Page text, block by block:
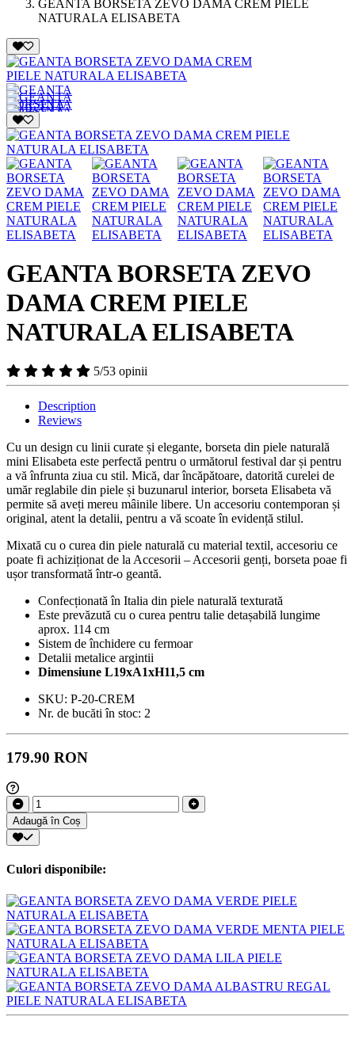
GEANTA BORSETA ZEVO DAMA CREM PIELE
NATURALA ELISABETA
GEANTA BORSETA ZEVO
DAMA CREM PIELE
NATURALA ELISABETA
5/53 opinii
Description
Reviews
Cu un design cu linii curate și elegante, borseta din piele naturală
mini Elisabeta este perfectă pentru o următorul festival dar și pentru
a vă înfrunta ziua cu stil. Mică, dar încăpătoare, datorită curelei de
umăr reglabile din piele și buzunarul interior, borseta Elisabeta vă
permite să aveți mereu mâinile libere. Un accesoriu contemporan și
original, atent la detalii, pentru a vă scoate în evidență stilul.
Mixată cu o curea din piele naturală cu material textil, accesoriu ce
poate fi achiziționat de la Accesorii – Accesorii genți, borseta poae fi
ușor transformată într-o geantă.
Confecționată în Italia din piele naturală texturată
Este prevăzută cu o curea pentru talie detașabilă lungime
aprox. 114 cm
Sistem de închidere cu fermoar
Detalii metalice argintii
Dimensiune L19xA1xH11,5 cm
SKU: P-20-CREM
Nr. de bucăti în stoc: 2
179.90 RON
Adaugă în Coș
Culori disponibile: